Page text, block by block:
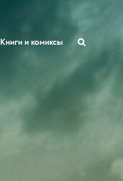
Книги и комиксы